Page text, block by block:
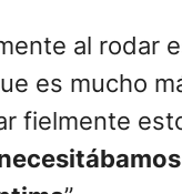
al rodar
es mucho
fielmente